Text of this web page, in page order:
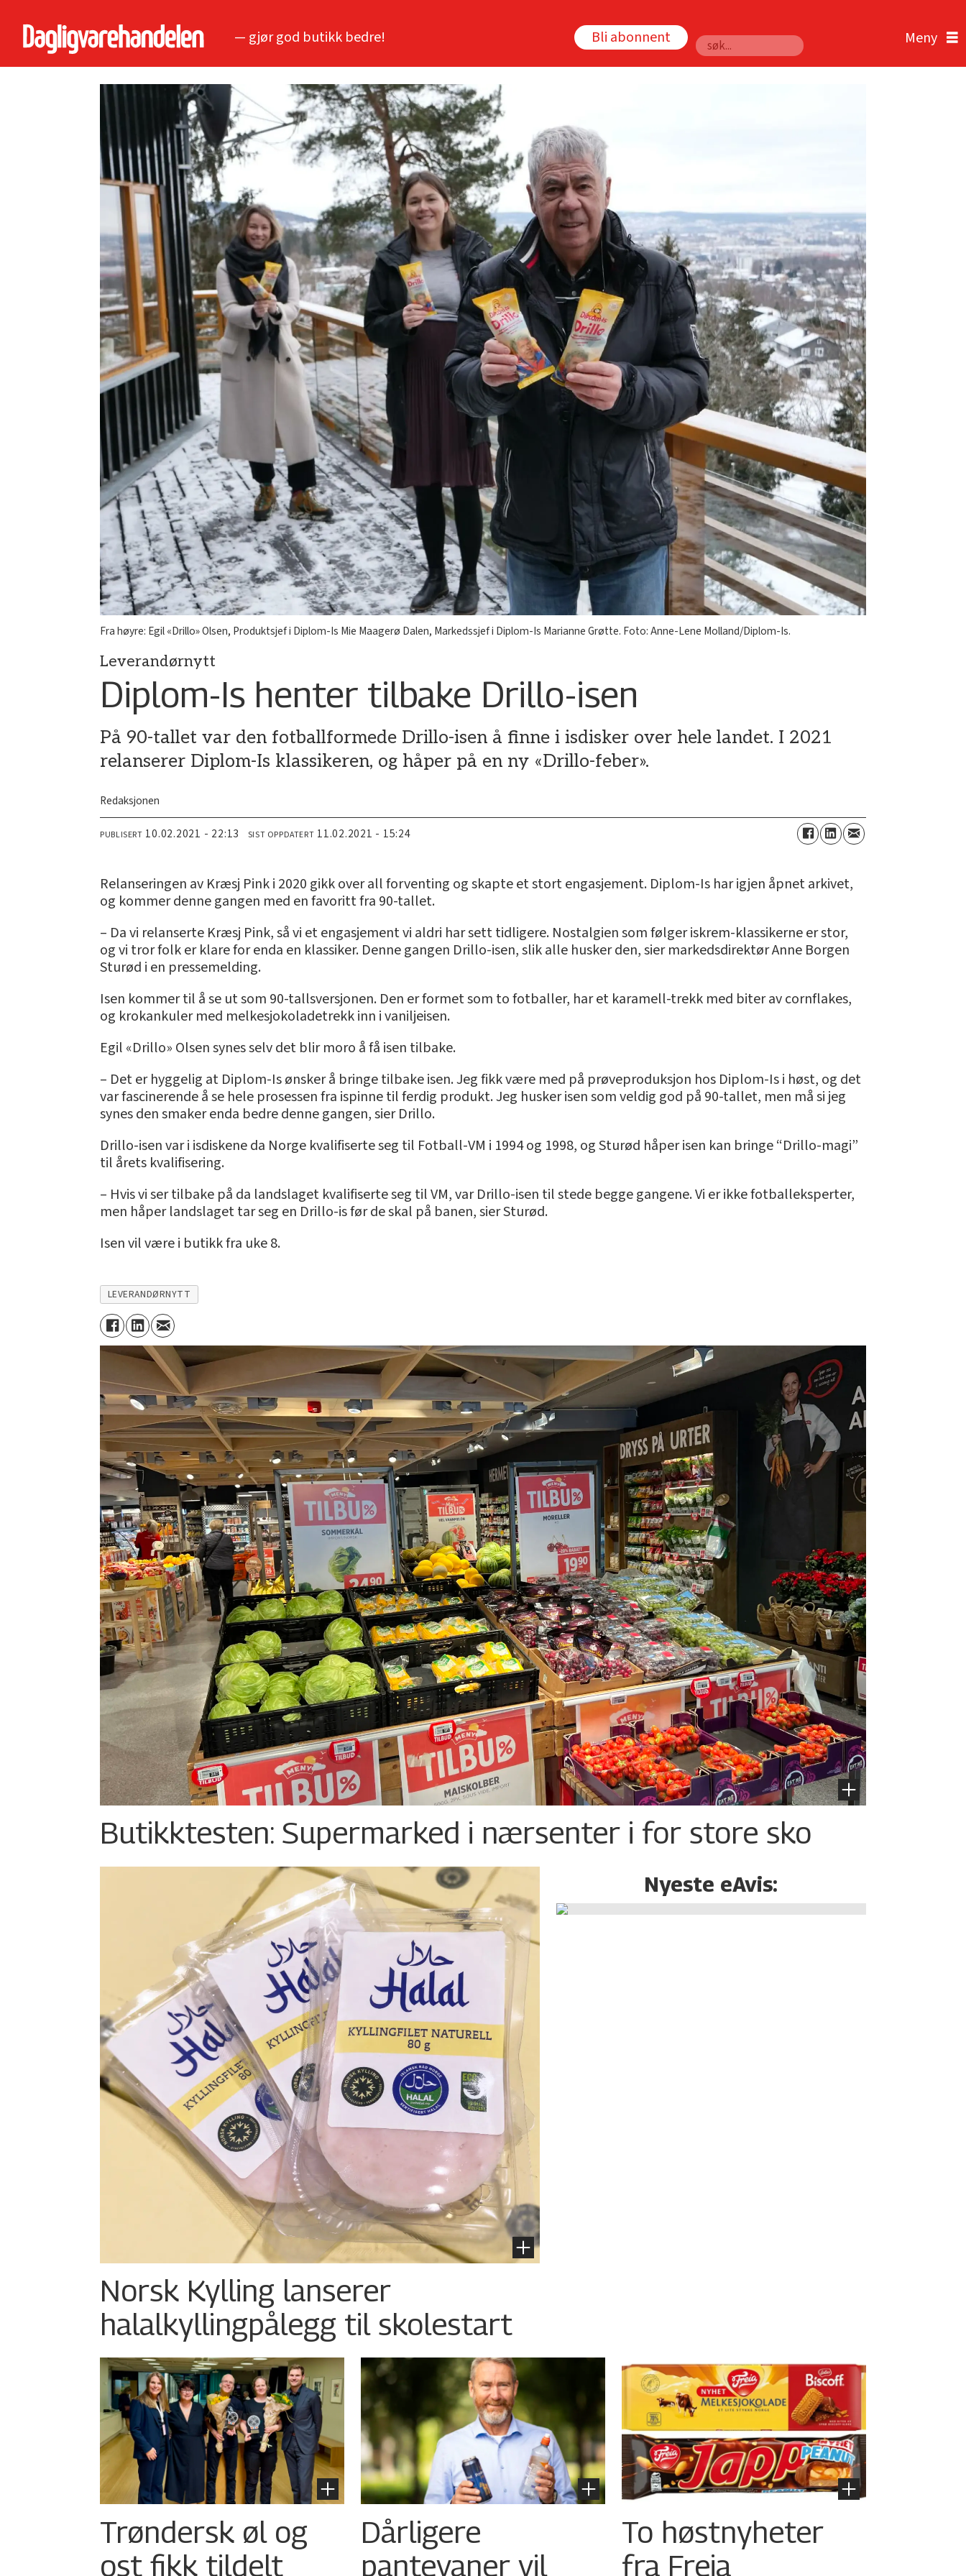
— gjør god butikk bedre! Bli abonnent
Søk
Fra høyre: Egil «Drillo» Olsen, Produktsjef i Diplom-Is Mie Maagerø Dalen, Markedssjef i Diplom-Is Marianne Grøtte. Foto: Anne-Lene Molland/Diplom-Is.
Leverandørnytt
Diplom-Is henter tilbake Drillo-isen
På 90-tallet var den fotballformede Drillo-isen å finne i isdisker over hele landet. I 2021
relanserer Diplom-Is klassikeren, og håper på en ny «Drillo-feber».
Redaksjonen
PUBLISERT 10.02.2021 - 22:13 SIST OPPDATERT 11.02.2021 - 15:24
Relanseringen av Kræsj Pink i 2020 gikk over all forventing og skapte et stort engasjement. Diplom-Is har igjen åpnet arkivet,
og kommer denne gangen med en favoritt fra 90-tallet.
– Da vi relanserte Kræsj Pink, så vi et engasjement vi aldri har sett tidligere. Nostalgien som følger iskrem-klassikerne er stor,
og vi tror folk er klare for enda en klassiker. Denne gangen Drillo-isen, slik alle husker den, sier markedsdirektør Anne Borgen
Sturød i en pressemelding.
Isen kommer til å se ut som 90-tallsversjonen. Den er formet som to fotballer, har et karamell-trekk med biter av cornflakes,
og krokankuler med melkesjokoladetrekk inn i vaniljeisen.
Egil «Drillo» Olsen synes selv det blir moro å få isen tilbake.
– Det er hyggelig at Diplom-Is ønsker å bringe tilbake isen. Jeg fikk være med på prøveproduksjon hos Diplom-Is i høst, og det
var fascinerende å se hele prosessen fra ispinne til ferdig produkt. Jeg husker isen som veldig god på 90-tallet, men må si jeg
synes den smaker enda bedre denne gangen, sier Drillo.
Drillo-isen var i isdiskene da Norge kvalifiserte seg til Fotball-VM i 1994 og 1998, og Sturød håper isen kan bringe “Drillo-magi”
til årets kvalifisering.
– Hvis vi ser tilbake på da landslaget kvalifiserte seg til VM, var Drillo-isen til stede begge gangene. Vi er ikke fotballeksperter,
men håper landslaget tar seg en Drillo-is før de skal på banen, sier Sturød.
Isen vil være i butikk fra uke 8.
LEVERANDØRNYTT
Butikktesten: Supermarked i nærsenter i for store sko
Norsk Kylling lanserer
halalkylling­pålegg til skolestart
Nyeste eAvis:
Trøndersk øl og
ost fikk tildelt
Dårligere
pantevaner vil
To høstnyheter
fra Freia